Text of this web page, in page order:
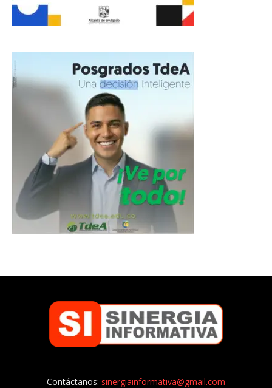
Contáctanos: sinergiainformativa@gmail.com